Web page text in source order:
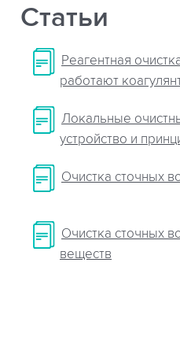
Статьи
Реагентная
работают
Локальные
устройство и
Очистка сточных
Очистка сточных
веществ